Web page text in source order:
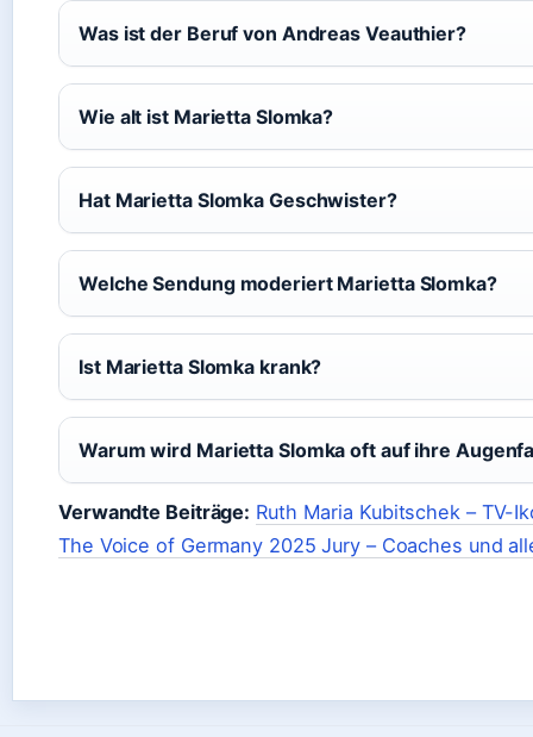
Was ist der Beruf von Andreas Veauthier?
Wie alt ist Marietta Slomka?
Hat Marietta Slomka Geschwister?
Welche Sendung moderiert Marietta Slomka?
Ist Marietta Slomka krank?
Warum wird Marietta Slomka oft auf ihre
Verwandte Beiträge: Ruth Maria Kubitschek – TV-
The Voice of Germany 2025 Jury – Coaches und